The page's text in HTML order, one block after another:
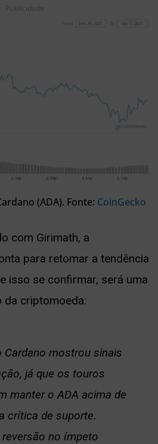
Publicidade
(ADA). Fonte: CoinGecko
com Girimath, a
para retomar a tendência
isso se confirmar, será uma
da criptomoeda:
Cardano mostrou sinais
já que os touros
manter o ADA acima de
crítica de suporte.
no ímpeto